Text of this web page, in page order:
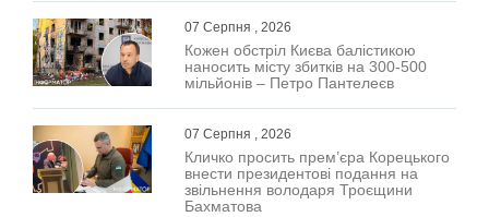
07 Серпня , 2026
Кожен обстріл Києва балістикою
наносить місту збитків на 300-500
мільйонів – Петро Пантелеєв
07 Серпня , 2026
Кличко просить прем’єра Корецького
внести президентові подання на
звільнення володаря Троєщини
Бахматова